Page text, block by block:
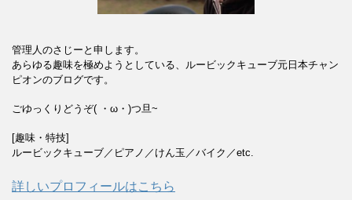
管理人のさじーと申します。
あらゆる趣味を極めようとしている、ルービックキューブ元日本チャン
ピオンのブログです。
ごゆっくりどうぞ( ・ω・)つ旦~
[趣味・特技]
ルービックキューブ／ピアノ／けん玉／バイク／etc.
詳しいプロフィールはこちら